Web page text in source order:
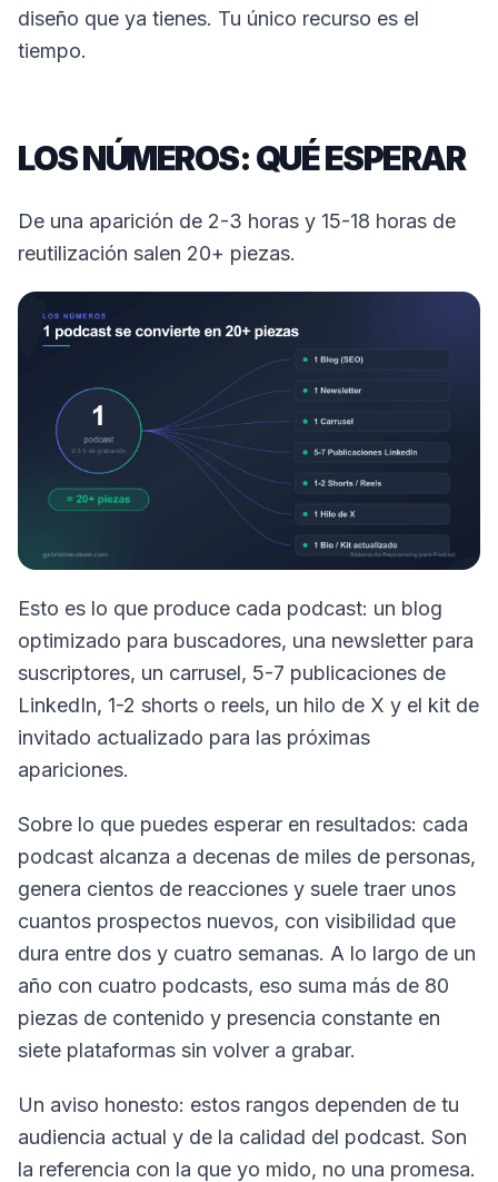
diseño que ya tienes. Tu único recurso es el
tiempo.
LOS NÚMEROS: QUÉ ESPERAR
De una aparición de 2-3 horas y 15-18 horas de
reutilización salen 20+ piezas.
Esto es lo que produce cada podcast: un blog
optimizado para buscadores, una newsletter para
suscriptores, un carrusel, 5-7 publicaciones de
LinkedIn, 1-2 shorts o reels, un hilo de X y el kit de
invitado actualizado para las próximas
apariciones.
Sobre lo que puedes esperar en resultados: cada
podcast alcanza a decenas de miles de personas,
genera cientos de reacciones y suele traer unos
cuantos prospectos nuevos, con visibilidad que
dura entre dos y cuatro semanas. A lo largo de un
año con cuatro podcasts, eso suma más de 80
piezas de contenido y presencia constante en
siete plataformas sin volver a grabar.
Un aviso honesto: estos rangos dependen de tu
audiencia actual y de la calidad del podcast. Son
la referencia con la que yo mido, no una promesa.